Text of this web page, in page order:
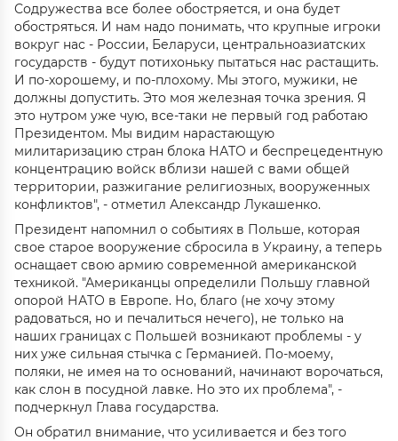
Содружества все более обостряется, и она будет
обостряться. И нам надо понимать, что крупные игроки
вокруг нас - России, Беларуси, центральноазиатских
государств - будут потихоньку пытаться нас растащить.
И по-хорошему, и по-плохому. Мы этого, мужики, не
должны допустить. Это моя железная точка зрения. Я
это нутром уже чую, все-таки не первый год работаю
Президентом. Мы видим нарастающую
милитаризацию стран блока НАТО и беспрецедентную
концентрацию войск вблизи нашей с вами общей
территории, разжигание религиозных, вооруженных
конфликтов", - отметил Александр Лукашенко.
Президент напомнил о событиях в Польше, которая
свое старое вооружение сбросила в Украину, а теперь
оснащает свою армию современной американской
техникой. "Американцы определили Польшу главной
опорой НАТО в Европе. Но, благо (не хочу этому
радоваться, но и печалиться нечего), не только на
наших границах с Польшей возникают проблемы - у
них уже сильная стычка с Германией. По-моему,
поляки, не имея на то оснований, начинают ворочаться,
как слон в посудной лавке. Но это их проблема", -
подчеркнул Глава государства.
Он обратил внимание, что усиливается и без того